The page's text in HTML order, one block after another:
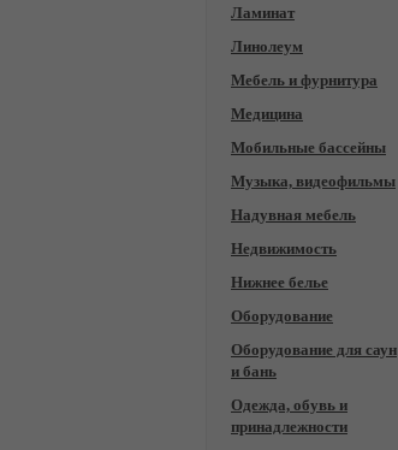
Ламинат
Линолеум
Мебель и фурнитура
Медицина
Мобильные бассейны
Музыка, видеофильмы
Надувная мебель
Недвижимость
Нижнее белье
Оборудование
Оборудование для саун
и бань
Одежда, обувь и
принадлежности